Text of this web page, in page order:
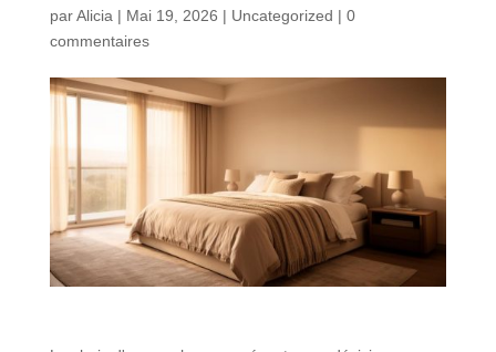
parAlicia | Mai 19, 2026 | Uncategorized | 0
commentaires